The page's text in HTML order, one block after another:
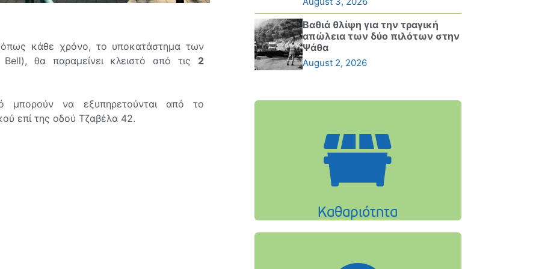
κάθε χρόνο, το υποκατάστημα των
θα παραμείνει κλειστό από τις 2
να εξυπηρετούνται από το
επί της οδού Τζαβέλα 42.
Βαθιά θλίψη για την τραγική
απώλεια των δύο πιλότων στην
Ψάθα
August 2, 2026